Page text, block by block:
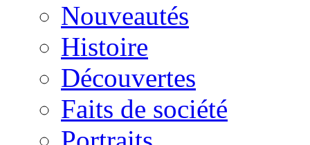
Nouveautés
Histoire
Découvertes
Faits de société